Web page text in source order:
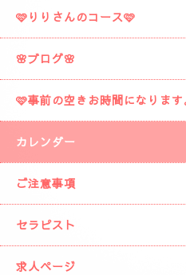
🩷りりさんのコース🩷
🌸ブログ🌸
🩷事前の空きお時間になります
カレンダー
ご注意事項
セラピスト
求人ページ